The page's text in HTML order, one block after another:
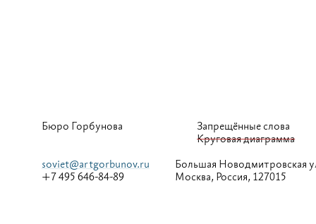
Бюро Горбунова
Запрещённые слова
Круговая диаграмма
soviet@artgorbunov.ru
+7 495 646-84-89
Большая Новодмитровская
Москва, Россия, 127015